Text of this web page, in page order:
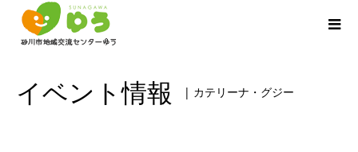
イベント情報 | カテリーナ・グジー